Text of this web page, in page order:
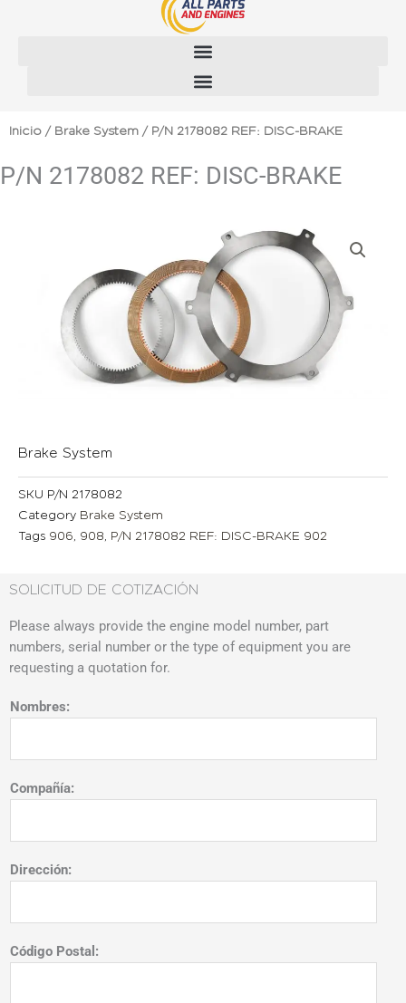
Inicio / Brake System / P/N 2178082 REF: DISC-BRAKE
P/N 2178082 REF: DISC-BRAKE
Brake System
SKU P/N 2178082
Category Brake System
Tags 906 908 P/N 2178082 REF: DISC-BRAKE 902
SOLICITUD DE COTIZACIÓN
Please always provide the engine model number, part
numbers, serial number or the type of equipment you are
requesting a quotation for.
Nombres:
Compañía:
Dirección:
Código Postal: